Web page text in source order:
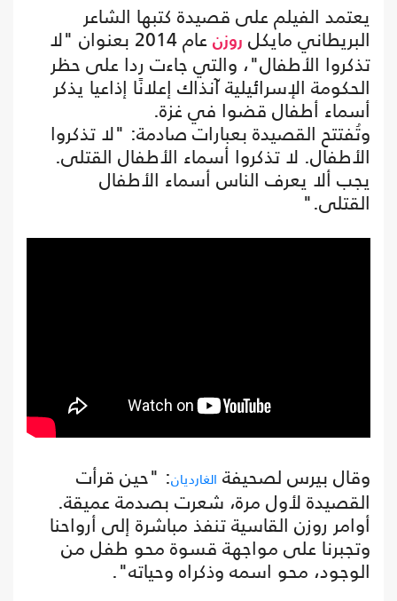
يعتمد الفيلم على قصيدة كتبها الشاعر
البريطاني مايكل روزن
عام 2014 بعنوان "لا
تذكروا الأطفال"، والتي جاءت ردا على حظر
الحكومة الإسرائيلية آنذاك إعلانًا إذاعيا يذكر
أسماء أطفال قضوا في غزة.
وتُفتتح القصيدة بعبارات صادمة: "لا تذكروا
الأطفال. لا تذكروا أسماء الأطفال القتلى.
يجب ألا يعرف الناس أسماء الأطفال
القتلى."
وقال بيرس لصحيفة الغارديان: "حين قرأت
القصيدة لأول مرة، شعرت بصدمة عميقة.
أوامر روزن القاسية تنفذ مباشرة إلى أرواحنا
وتجبرنا على مواجهة قسوة محو طفل من
الوجود، محو اسمه وذكراه وحياته".